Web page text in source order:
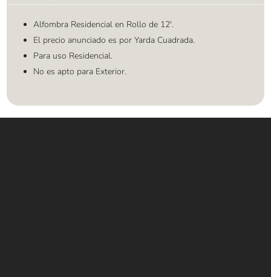
Alfombra Residencial en Rollo de 12'.
El precio anunciado es por Yarda Cuadrada.
Para uso Residencial.
No es apto para Exterior.